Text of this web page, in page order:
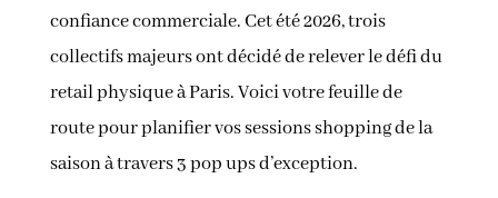
confiance commerciale. Cet été 2026, trois
collectifs majeurs ont décidé de relever le défi du
retail physique à Paris. Voici votre feuille de
route pour planifier vos sessions shopping de la
saison à travers 3 pop ups d’exception.